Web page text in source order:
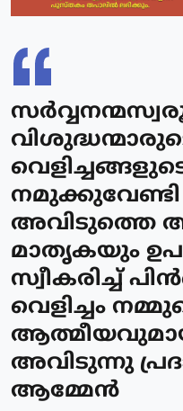
അവിടുത്തെ
മാതൃകയും
സ്വീകരിച്ച്
വെളിച്ചം
അവിടുന്നു
ആമ്മേന്‍